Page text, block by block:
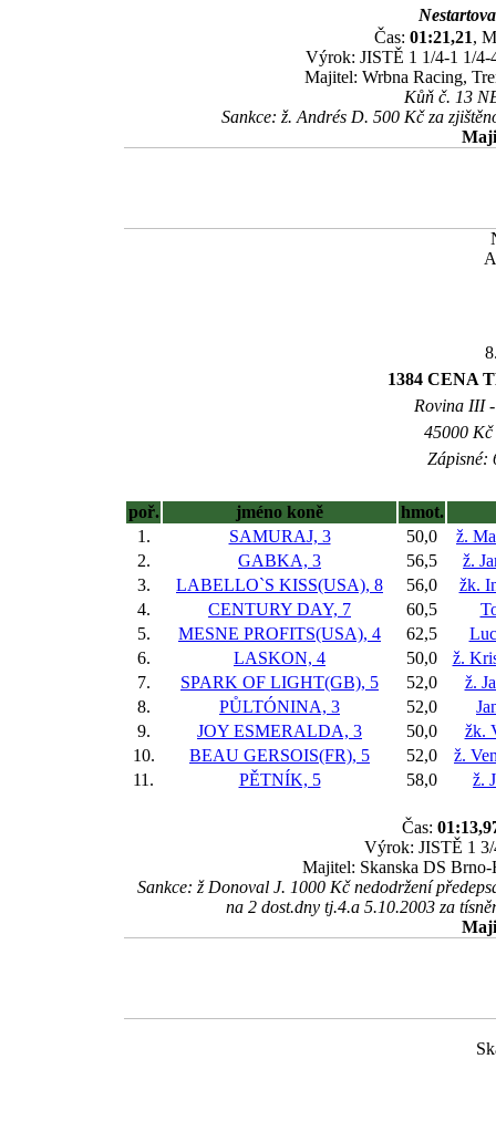
Čas: 01:21,21,
Výrok: JISTĚ 1 1/4-1 1/4-
Majitel: Wrbna Racing,
Kůň č. 13
Sankce: ž. Andrés D. 500 Kč za
1384 CENA
Rovina III
45000
Zápisné:
poř. jméno koně
hmot.
1.
SAMURAJ, 3 50,0
ž.
2.
GABKA, 3 56,5
ž.
3.
LABELLO`S KISS(USA), 8 56,0
žk.
4.
CENTURY DAY, 7 60,5
5.
MESNE PROFITS(USA), 4 62,5
6.
LASKON, 4 50,0
ž.
7.
SPARK OF LIGHT(GB), 5 52,0
ž.
8.
PŮLTÓNINA, 3 52,0
9.
JOY ESMERALDA, 3 50,0
žk.
10.
BEAU GERSOIS(FR), 5 52,0
ž.
11.
PĚTNÍK, 5 58,0 ž.
Čas:
Výrok: JISTĚ 1
Majitel: Skanska DS
Sankce: ž Donoval J. 1000 Kč nedodržení
na 2 dost.dny tj.4.a 5.10.2003 za